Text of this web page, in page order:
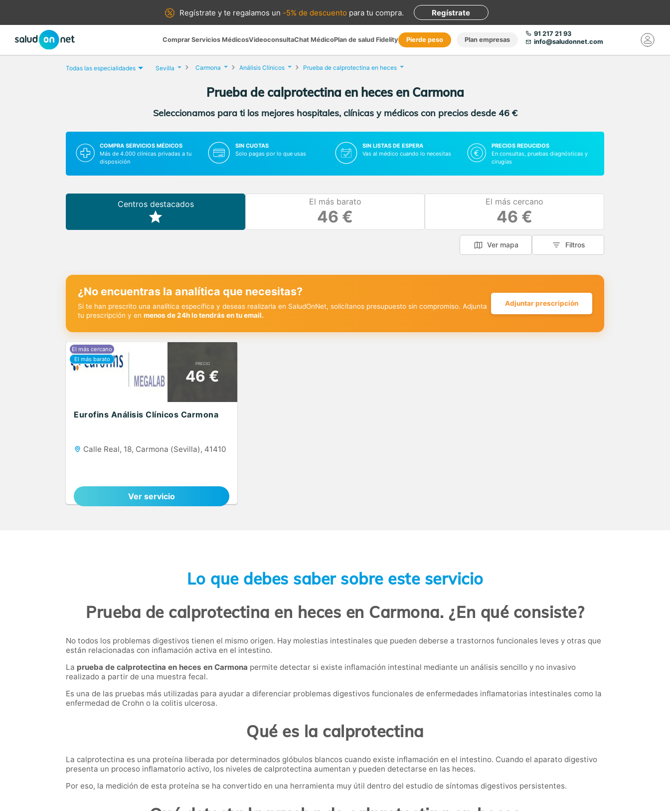
Regístrate yte regalamos un -5% de descuento para tu compra. Regístrate
Comprar Servicios MédicosVideoconsultaChat MédicoPlan de salud Fidelity Pierde peso Plan empresas
91 217 21 93
info@saludonnet.com
Todas las especialidades Sevilla Carmona Análisis Clínicos Prueba de calprotectina en heces
Prueba de calprotectina en heces en Carmona
Seleccionamos para ti los mejores hospitales, clínicas y médicos con precios desde 46 €
COMPRA SERVICIOS MÉDICOS
Más de 4.000 clínicas privadas a tu
disposición
SIN CUOTAS
Solo pagas por lo que usas
SIN LISTAS DE ESPERA
Vas al médico cuando lo necesitas
PRECIOS REDUCIDOS
En consultas, pruebas diagnósticas y
cirugías
Centros destacados El más barato
46 €
El más cercano
46 €
Ver mapa Filtros
¿No encuentras la analítica que necesitas?
Si te han prescrito una analítica específica y deseas realizarla en SaludOnNet, solicítanos presupuesto sin compromiso. Adjunta
tu prescripción y en menos de 24h lo tendrás en tu email.
Adjuntar prescripción
PRECIO
46 €
Eurofins Análisis Clínicos Carmona
Calle Real, 18, Carmona (Sevilla), 41410
Ver servicio
Lo que debes saber sobre este servicio
Prueba de calprotectina en heces en Carmona. ¿En qué consiste?
No todos los problemas digestivos tienen el mismo origen. Hay molestias intestinales que pueden deberse a trastornos funcionales leves y otras que
están relacionadas con inflamación activa en el intestino.
La prueba de calprotectina en heces en Carmona permite detectar si existe inflamación intestinal mediante un análisis sencillo y no invasivo
realizado a partir de una muestra fecal.
Es una de las pruebas más utilizadas para ayudar a diferenciar problemas digestivos funcionales de enfermedades inflamatorias intestinales como la
enfermedad de Crohn o la colitis ulcerosa.
Qué es la calprotectina
La calprotectina es una proteína liberada por determinados glóbulos blancos cuando existe inflamación en el intestino. Cuando el aparato digestivo
presenta un proceso inflamatorio activo, los niveles de calprotectina aumentan y pueden detectarse en las heces.
Por eso, la medición de esta proteína se ha convertido en una herramienta muy útil dentro del estudio de síntomas digestivos persistentes.